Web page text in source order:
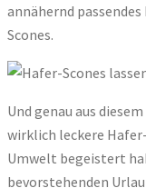
annähernd
Scones.
Und genau aus
wirklich leckere
Umwelt begeistert
bevorstehenden